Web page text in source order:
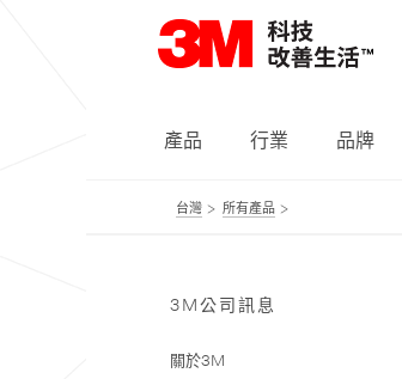
產品 行業 品牌
台灣 所有產品
3M公司訊息
關於3M